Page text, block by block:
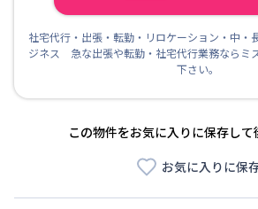
社宅代行・出張・転勤・リロケーション・中・
ジネス 急な出張や転勤・社宅代行業務ならミ
下さい。
この物件をお気に入りに保存して
お気に入りに保